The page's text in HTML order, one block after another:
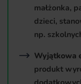
małżonka,
dzieci,
np.
Wyjątkowa
produkt